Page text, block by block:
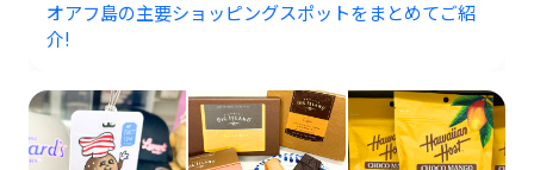
オアフ島の主要ショッピングスポットをまとめてご紹
介!